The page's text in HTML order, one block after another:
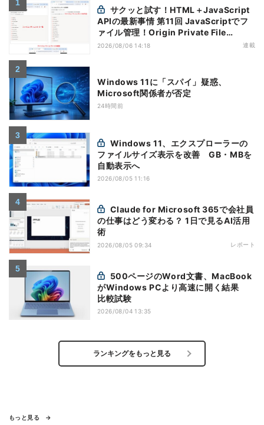
APIの最新事情 第11回 JavaScriptでフ
ァイル管理！Origin Private File
Systemを活用する
2026/08/06 14:18 連載
Windows 11に「スパイ」疑惑、
Microsoft関係者が否定
24時間前
ファイルサイズ表示を改善 GB・MBを
自動表示へ
2026/08/05 11:16
の仕事はどう変わる？ 1日で見るAI活用
術
2026/08/05 09:34 レポート
がWindows PCより高速に開く結果
比較試験
2026/08/04 13:35
ランキングをもっと見る
もっと見る